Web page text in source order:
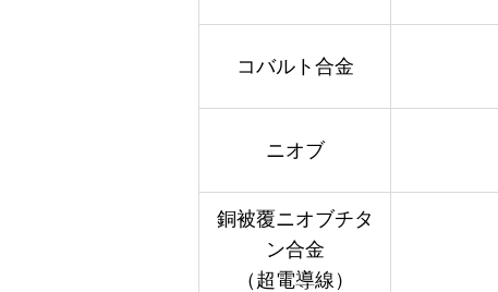
コバルト合金
ニオブ
銅被覆ニオブチタ
ン合金
（超電導線）